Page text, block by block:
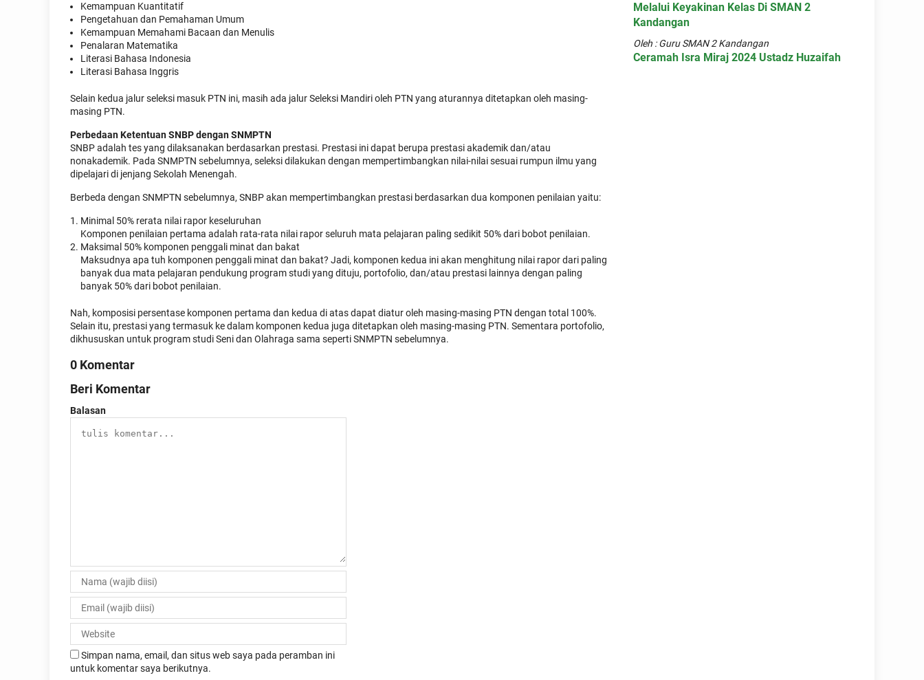
Kemampuan Kuantitatif
Pengetahuan dan Pemahaman Umum
Kemampuan Memahami Bacaan dan Menulis
Penalaran Matematika
Literasi Bahasa Indonesia
Literasi Bahasa Inggris
Selain kedua jalur seleksi masuk PTN ini, masih ada jalur Seleksi Mandiri oleh PTN yang aturannya ditetapkan oleh masing-
masing PTN.
Perbedaan Ketentuan SNBP dengan SNMPTN
SNBP adalah tes yang dilaksanakan berdasarkan prestasi. Prestasi ini dapat berupa prestasi akademik dan/atau
nonakademik. Pada SNMPTN sebelumnya, seleksi dilakukan dengan mempertimbangkan nilai-nilai sesuai rumpun ilmu yang
dipelajari di jenjang Sekolah Menengah.
Berbeda dengan SNMPTN sebelumnya, SNBP akan mempertimbangkan prestasi berdasarkan dua komponen penilaian yaitu:
Minimal 50% rerata nilai rapor keseluruhan
Komponen penilaian pertama adalah rata-rata nilai rapor seluruh mata pelajaran paling sedikit 50% dari bobot penilaian.
Maksimal 50% komponen penggali minat dan bakat
Maksudnya apa tuh komponen penggali minat dan bakat? Jadi, komponen kedua ini akan menghitung nilai rapor dari paling
banyak dua mata pelajaran pendukung program studi yang dituju, portofolio, dan/atau prestasi lainnya dengan paling
banyak 50% dari bobot penilaian.
Nah, komposisi persentase komponen pertama dan kedua di atas dapat diatur oleh masing-masing PTN dengan total 100%.
Selain itu, prestasi yang termasuk ke dalam komponen kedua juga ditetapkan oleh masing-masing PTN. Sementara portofolio,
dikhususkan untuk program studi Seni dan Olahraga sama seperti SNMPTN sebelumnya.
0 Komentar
Beri Komentar
Balasan
Simpan nama, email, dan situs web saya pada peramban ini
untuk komentar saya berikutnya.
Melalui Keyakinan Kelas Di SMAN 2
Kandangan
Oleh : Guru SMAN 2 Kandangan
Ceramah Isra Miraj 2024 Ustadz Huzaifah